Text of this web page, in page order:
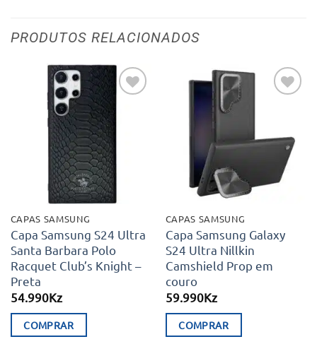
PRODUTOS RELACIONADOS
Adicionar
aos meus
desejos
CAPAS SAMSUNG
Capa Samsung S24 Ultra
Santa Barbara Polo
Racquet Club’s Knight –
Preta
54.990Kz
COMPRAR
desejos
CAPAS SAMSUNG
Capa Samsung Galaxy
S24 Ultra Nillkin
Camshield Prop em
couro
59.990Kz
COMPRAR